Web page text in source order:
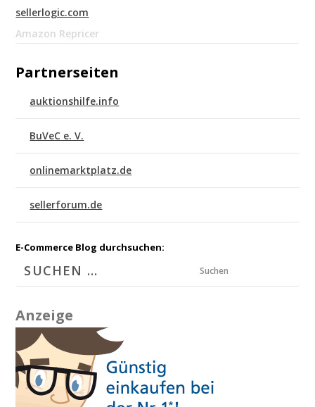
sellerlogic.com
Amazon Repricer
Partnerseiten
auktionshilfe.info
BuVeC e. V.
onlinemarktplatz.de
sellerforum.de
E-Commerce Blog durchsuchen:
Suchen
Anzeige